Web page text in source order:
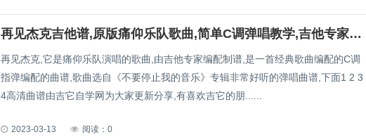
再见杰克吉他谱,原版痛仰乐队歌曲,简单C调弹唱教学,吉他专家版六线指弹简谱图
再见杰克,它是痛仰乐队演唱的歌曲,由吉他专家编配制谱,是一首经典歌曲编配的C调
指弹编配的曲谱,歌曲选自《不要停止我的音乐》专辑非常好听的弹唱曲谱,下面1 2 3
4高清曲谱由吉它自学网为大家更新分享,有喜欢吉它的朋......
2023-03-13 阅读：0